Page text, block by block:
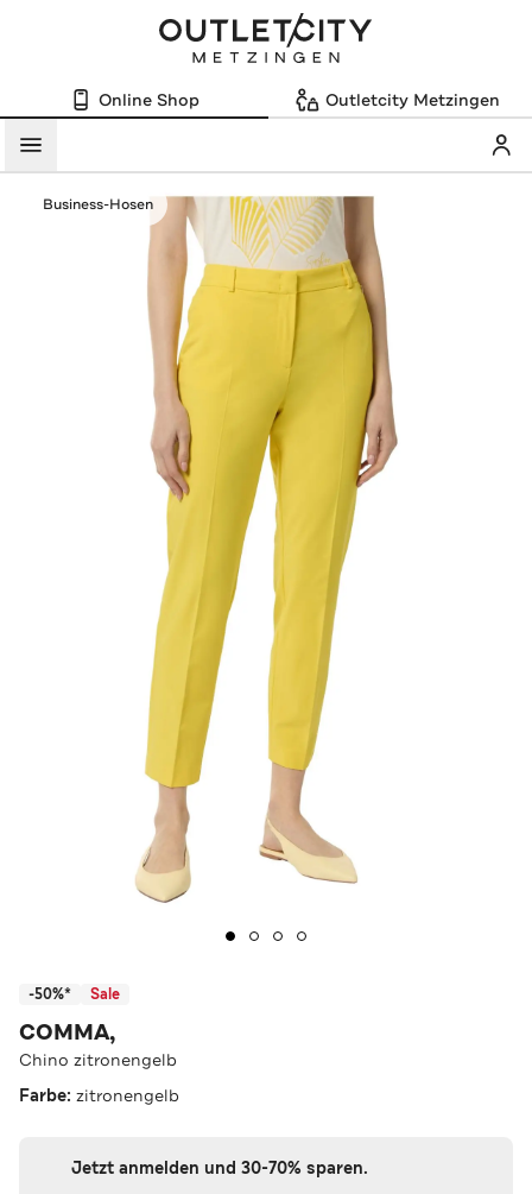
Online Shop Outletcity Metzingen
Menü
Business-Hosen
-50%* Sale
COMMA,
Chino zitronengelb
Farbe: zitronengelb
Jetzt anmelden und 30-70% sparen.